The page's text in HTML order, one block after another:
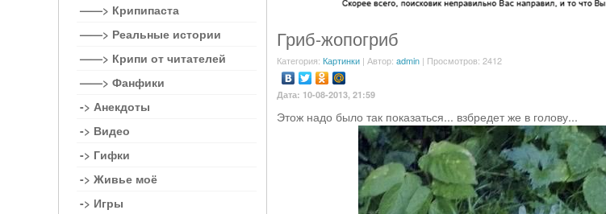
Гриб-жопогриб
Категория: Картинки| Автор: admin| Просмотров: 2412
Дата: 10-08-2013, 21:59
Этож надо было так показаться... взбредет же в голову...
——> Крипипаста
——> Реальные истории
——> Крипи от читателей
——> Фанфики
-> Анекдоты
-> Видео
-> Гифки
-> Живье моё
-> Игры